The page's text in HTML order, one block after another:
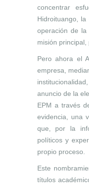
concentrar
Hidroituango,
operación de
misión
Pero ahora el
empresa,
anuncio de la
EPM a través
evidencia, una
que, por la
políticos y
propio proceso.
Este
títulos